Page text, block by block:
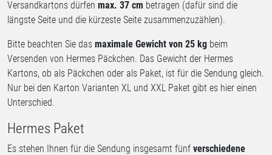
Versandkartons dürfen max. 37 cm betragen (dafür sind die
längste Seite und die kürzeste Seite zusammenzuzählen).
Bitte beachten Sie das maximale Gewicht von 25 kg beim
Versenden von Hermes Päckchen. Das Gewicht der Hermes
Kartons, ob als Päckchen oder als Paket, ist für die Sendung gleich.
Nur bei den Karton Varianten XL und XXL Paket gibt es hier einen
Unterschied.
Hermes Paket
Es stehen Ihnen für die Sendung insgesamt fünf verschiedene